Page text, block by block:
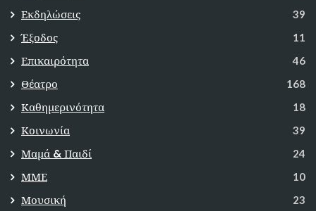
Εκδηλώσεις 39
Έξοδος 11
Επικαιρότητα 46
Θέατρο 168
Καθημερινότητα 18
Κοινωνία 39
Μαμά & Παιδί 24
ΜΜΕ 10
Μουσική 23